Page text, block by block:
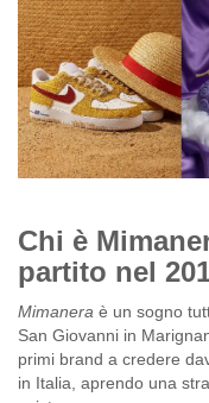
Chi è
partito nel
Mimanera è un sogno
San Giovanni in
primi brand a credere
in Italia, aprendo una